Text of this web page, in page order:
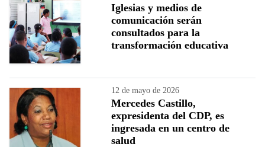
Iglesias y medios de
comunicación serán
consultados para la
transformación educativa
12 de mayo de 2026
Mercedes Castillo,
expresidenta del CDP, es
ingresada en un centro de
salud